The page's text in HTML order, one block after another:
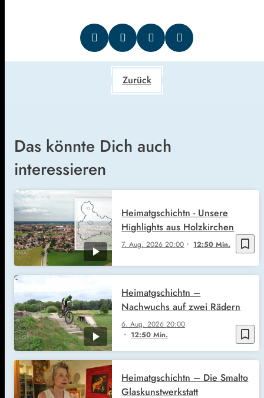
Zurück
Das könnte Dich auch
interessieren
bookmark_border
7. Aug. 202620:00 12:50 Min.
Heimatgschichtn - Unsere
Highlights aus Holzkirchen
bookmark_border
6. Aug. 202620:00
12:50 Min.
Heimatgschichtn –
Nachwuchs auf zwei Rädern
Heimatgschichtn – Die Smalto
Glaskunstwerkstatt